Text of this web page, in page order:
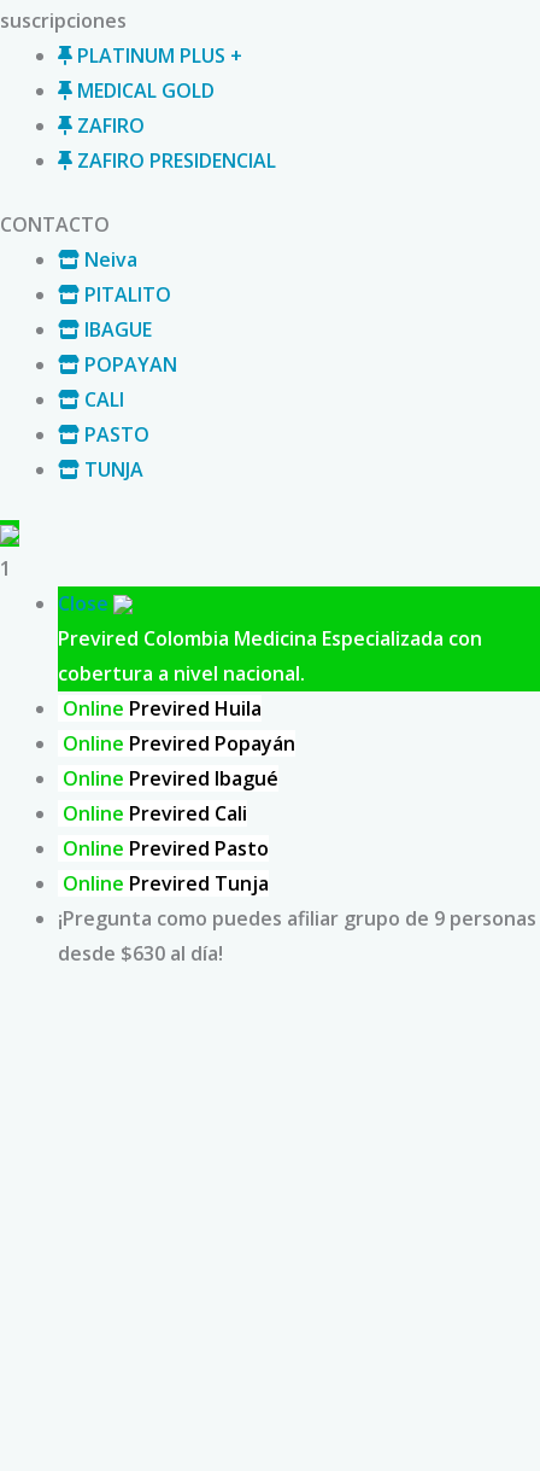
suscripciones
PLATINUM PLUS +
MEDICAL GOLD
ZAFIRO
ZAFIRO PRESIDENCIAL
CONTACTO
Neiva
PITALITO
IBAGUE
POPAYAN
CALI
PASTO
TUNJA
1
Close
Previred Colombia Medicina Especializada con
cobertura a nivel nacional.
Online Previred Huila
Online Previred Popayán
Online Previred Ibagué
Online Previred Cali
Online Previred Pasto
Online Previred Tunja
¡Pregunta como puedes afiliar grupo de 9 personas
desde $630 al día!